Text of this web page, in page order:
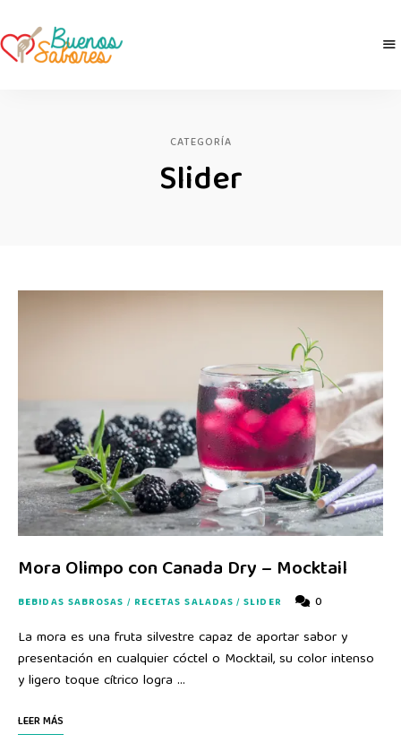
CATEGORÍA
Slider
Mora Olimpo con Canada Dry – Mocktail
BEBIDAS SABROSAS / RECETAS SALADAS / SLIDER 0
La mora es una fruta silvestre capaz de aportar sabor y
presentación en cualquier cóctel o Mocktail, su color intenso
y ligero toque cítrico logra …
LEER MÁS